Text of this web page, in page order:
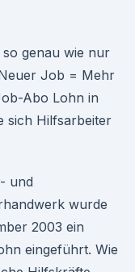
genau wie nur
Job = Mehr
Abo Lohn in
sich Hilfsarbeiter
und
wurde
2003 ein
eingeführt. Wie